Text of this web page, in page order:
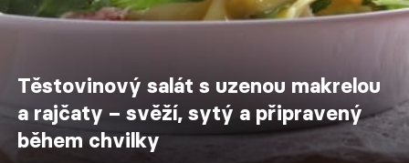
Těstovinový salát s uzenou makrelou
a rajčaty – svěží, sytý a připravený
během chvilky